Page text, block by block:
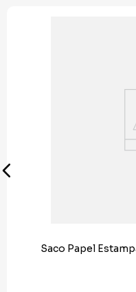
Saco Papel